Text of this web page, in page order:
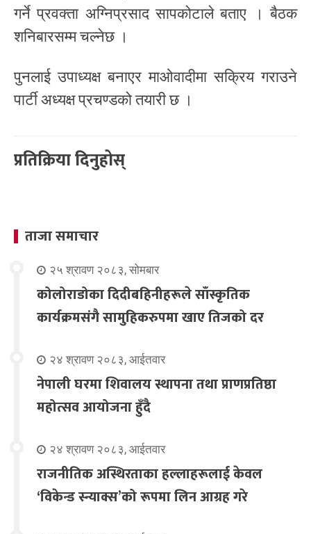
गर्ने प्रवक्ता अग्निप्रसाद सापकोटाले बताए । बैठक
शनिबारसम्म चल्नेछ ।
पुनलाई उपाध्यक्ष बनाएर माओवादीमा सक्रिय गराउने
पार्टी अध्यक्ष प्रचण्डको तयारी छ ।
प्रतिक्रिया दिनुहोस्
ताजा समाचार
२५ श्रावण २०८३, सोमबार
कोलोराडोका दिदीबहिनीहरूले साँस्कृतिक
कार्यक्रमसंगै सामुहिकरुपमा खाए तिजको दर
२४ श्रावण २०८३, आईतवार
नेपाली घरमा शिवालय स्थापना तथा प्राणप्रतिष्ठा
महोत्सव आयोजना हुँदै
२४ श्रावण २०८३, आईतवार
राजनीतिक अस्थिरताका हल्लाहरूलाई केवल
‘विकेन्ड स्न्याक्स’को रूपमा लिन आग्रह गरे